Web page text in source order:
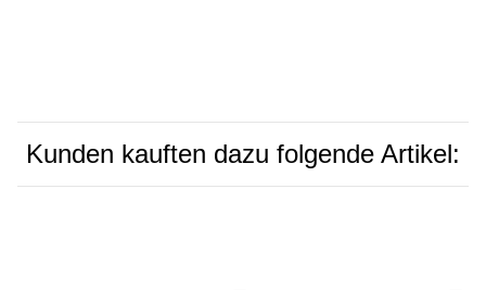
Kunden kauften dazu folgende Artikel: